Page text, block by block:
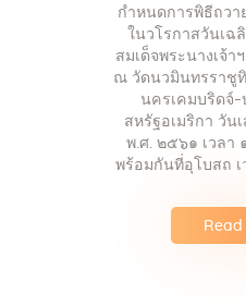
กำหนดการพิธีถวา
ในวโรกาสวันเฉ
สมเด็จพระนางเจ้
ณ วัดนวมินทรราชูทิ
นครเคมบริดจ์-
สหรัฐอเมริกา วัน
พ.ศ. ๒๕๖๑ เว
พร้อมกันที่อุโบส